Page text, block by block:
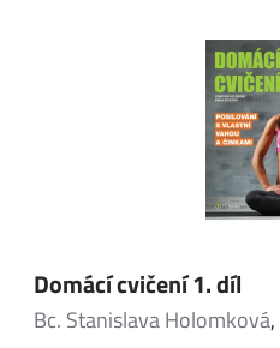
Domácí cvičení 1. díl
Bc. Stanislava Holomková,